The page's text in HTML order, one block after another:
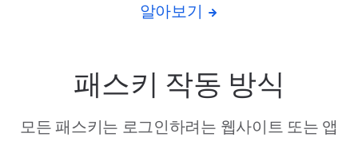
알아보기
패스키 작동 방식
모든 패스키는 로그인하려는 웹사이트 또는 앱